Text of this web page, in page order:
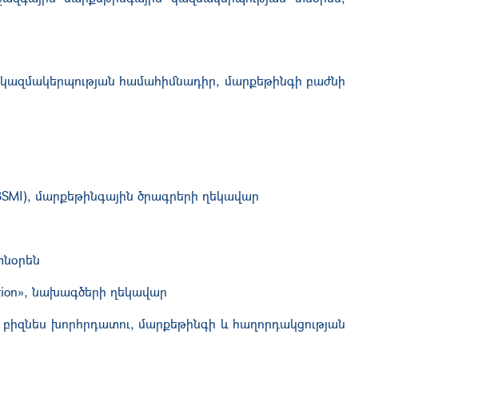
համահիմնադիր, մարքեթինգի բաժնի
մարքեթինգային ծրագրերի ղեկավար
», նախագծերի ղեկավար
խորհրդատու, մարքեթինգի և հաղորդակցության